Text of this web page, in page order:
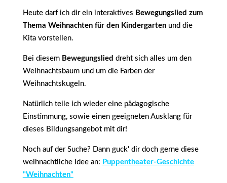
Heute darf ich dir ein interaktives Bewegungslied zum
Thema Weihnachten für den Kindergartenund die
Kita vorstellen.
Bei diesem Bewegungslied dreht sich alles um den
Weihnachtsbaum und um die Farben der
Weihnachtskugeln.
Natürlich teile ich wieder eine pädagogische
Einstimmung, sowie einen geeigneten Ausklang für
dieses Bildungsangebot mit dir!
Noch auf der Suche? Dann guck' dir doch gerne diese
weihnachtliche Idee an: Puppentheater-Geschichte
"Weihnachten"